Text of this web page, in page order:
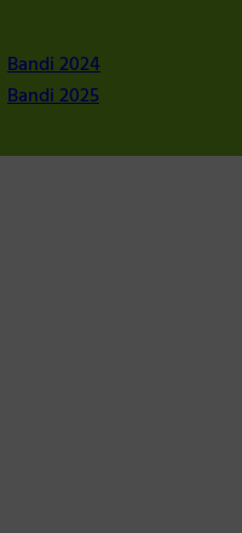
Bandi 2024
Bandi 2025